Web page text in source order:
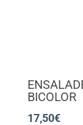
BICOLOR
17,50€